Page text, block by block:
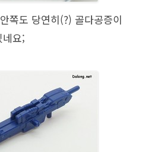
쪽도 당연히(?) 골다공증이
네요;